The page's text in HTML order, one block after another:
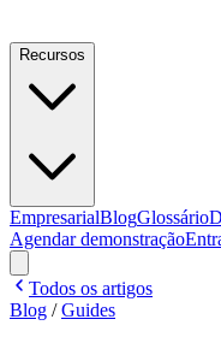
Recursos
EmpresarialBlogGlossário
Agendar demonstração
Todos os artigos
Blog /Guides